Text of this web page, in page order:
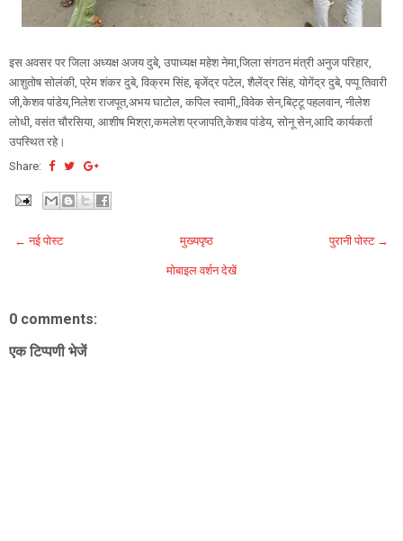
इस अवसर पर जिला अध्यक्ष अजय दुबे, उपाध्यक्ष महेश नेमा,जिला संगठन मंत्री अनुज परिहार,
आशुतोष सोलंकी, प्रेम शंकर दुबे, विक्रम सिंह, बृजेंद्र पटेल, शैलेंद्र सिंह, योगेंद्र दुबे, पप्पू तिवारी
जी,केशव पांडेय,निलेश राजपूत,अभय घाटोल, कपिल स्वामी,,विवेक सेन,बिट्टू पहलवान, नीलेश
लोधी, वसंत चौरसिया, आशीष मिश्रा,कमलेश प्रजापति,केशव पांडेय, सोनू सेन,आदि कार्यकर्ता
उपस्थित रहे।
Share:
← नई पोस्ट पुरानी पोस्ट →
मुख्यपृष्ठ
मोबाइल वर्शन देखें
0 comments:
एक टिप्पणी भेजें